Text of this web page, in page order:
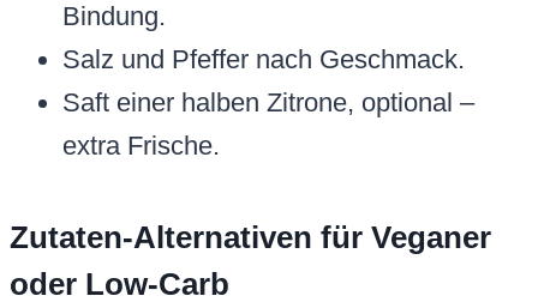
Bindung.
Salz und Pfeffer nach Geschmack.
Saft einer halben Zitrone, optional –
extra Frische.
Zutaten-Alternativen für Veganer
oder Low-Carb